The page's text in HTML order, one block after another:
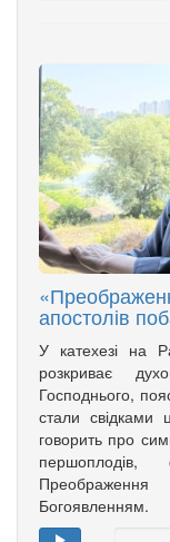
апостолів
У катехезі на
розкриває
Господнього,
стали свідками
говорить про
Богоявленням.